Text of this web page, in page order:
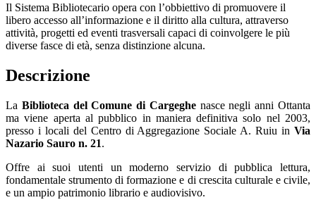
Il Sistema Bibliotecario opera con l’obbiettivo di promuovere il
libero accesso all’informazione e il diritto alla cultura, attraverso
attività, progetti ed eventi trasversali capaci di coinvolgere le più
diverse fasce di età, senza distinzione alcuna.
Descrizione
La Biblioteca del Comune di Cargeghenasce negli anni Ottanta
ma viene aperta al pubblico in maniera definitiva solo nel 2003,
presso i locali del Centro di Aggregazione Sociale A. Ruiu in Via
Nazario Sauro n. 21.
Offre ai suoi utenti un moderno servizio di pubblica lettura,
fondamentale strumento di formazione e di crescita culturale e civile,
e un ampio patrimonio librario e audiovisivo.